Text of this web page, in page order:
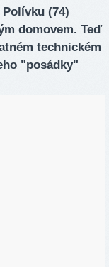
(74)
domovem. Teď
technickém
"posádky"